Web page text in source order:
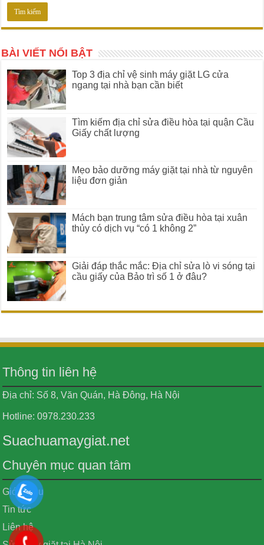
BÀI VIẾT NỔI BẬT
Top 3 địa chỉ vệ sinh máy giặt LG cửa
ngang tại nhà bạn cần biết
Tìm kiếm địa chỉ sửa điều hòa tại quận Cầu
Giấy chất lượng
Mẹo bảo dưỡng máy giặt tại nhà từ nguyên
liệu đơn giản
Mách bạn trung tâm sửa điều hòa tại xuân
thủy có dịch vụ “có 1 không 2”
Giải đáp thắc mắc: Địa chỉ sửa lò vi sóng tại
cầu giấy của Bảo trì số 1 ở đâu?
Thông tin liên hệ
Địa chỉ: Số 8, Văn Quán, Hà Đông, Hà Nội
Hotline: 0978.230.233
Suachuamaygiat.net
Chuyên mục quan tâm
Giới thiệu
Tin tức
Liên hệ